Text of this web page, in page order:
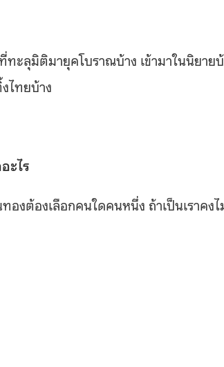
ะลุมิติมายุคโบราณบ้าง เข้ามาในนิยาย
ไทยบ้าง
ะไร
งต้องเลือกคนใดคนหนึ่ง ถ้าเป็นเราคงไ